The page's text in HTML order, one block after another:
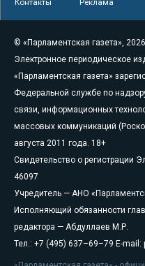
© «Парламентская газета», 2026
Электронное периодическое
«Парламентская газета»
Федеральной службе по
связи, информационных
массовых коммуникаций
августа 2011 года. 18+
Свидетельство о регистрации
46097
Учредитель — АНО
Исполняющий обязанности
редактора — Абдуллаев М.Р.
Тел.: +7 (495) 637–69–79 E-mail: